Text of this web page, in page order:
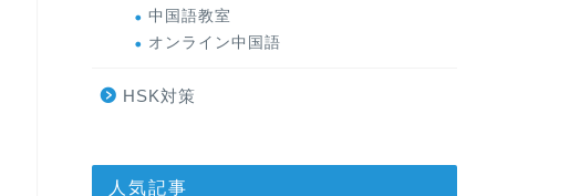
中国語教室
オンライン中国語
HSK対策
人気記事